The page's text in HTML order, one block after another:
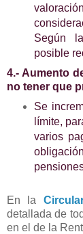
Según
posible
4.- Aumento
no tener que
Se
límite,
varios
En la
detallada de
en el de la